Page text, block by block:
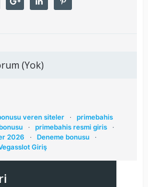
(Yok)
veren siteler ·
primebahis
· primebahis resmi giris
·
2026
· Deneme bonusu
·
Giriş